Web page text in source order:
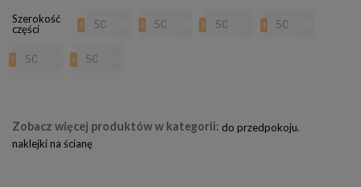
Szerokość
części
1 2 3 4
5 6
Zobacz więcej produktów w kategorii: do przedpokoju,
naklejki na ścianę